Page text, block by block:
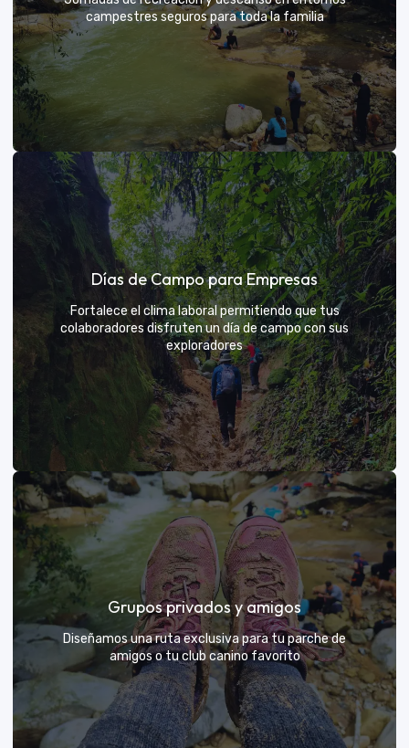
VER MÁS
campestres seguros para toda la familia
Días de sol
Un respiro campestre diseñado para el descanso y la
diversión de todos
VER MÁS
Días de Campo para Empresas
Fortalece el clima laboral permitiendo que tus
colaboradores disfruten un día de campo con sus
exploradores
Días de Campo para Empresas
El mejor beneficio para tu equipo: compartir con sus
exploradores y fortalecer lazos rodeados de
naturaleza
VER MÁS
Grupos privados y amigos
Diseñamos una ruta exclusiva para tu parche de
amigos o tu club canino favorito